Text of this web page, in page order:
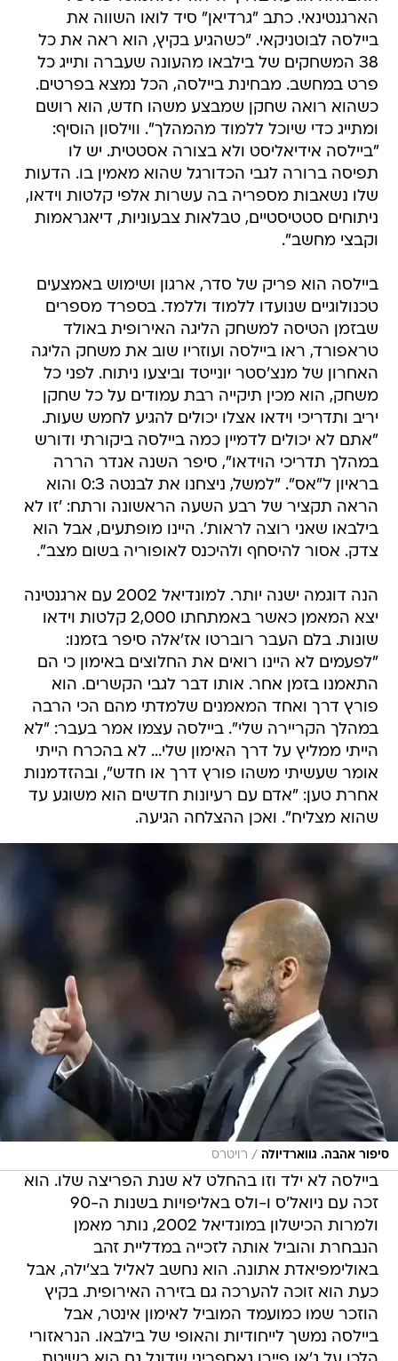
הארגנטינאי. כתב "גרדיאן" סיד לואו השווה את
ביילסה לבוטניקאי. "כשהגיע בקיץ, הוא ראה את כל
38 המשחקים של בילבאו מהעונה שעברה ותייג כל
פרט במחשב. מבחינת ביילסה, הכל נמצא בפרטים.
כשהוא רואה שחקן שמבצע משהו חדש, הוא רושם
ומתייג כדי שיוכל ללמוד מהמהלך". ווילסון הוסיף:
"ביילסה אידיאליסט ולא בצורה אסטטית. יש לו
תפיסה ברורה לגבי הכדורגל שהוא מאמין בו. הדעות
שלו נשאבות מספריה בה עשרות אלפי קלטות וידאו,
ניתוחים סטטיסטיים, טבלאות צבעוניות, דיאגראמות
וקבצי מחשב".
ביילסה הוא פריק של סדר, ארגון ושימוש באמצעים
טכנולוגיים שנועדו ללמוד וללמד. בספרד מספרים
שבזמן הטיסה למשחק הליגה האירופית באולד
טראפורד, ראו ביילסה ועוזריו שוב את משחק הליגה
האחרון של מנצ'סטר יונייטד וביצעו ניתוח. לפני כל
משחק, הוא מכין תיקייה רבת עמודים על כל שחקן
יריב ותדריכי וידאו אצלו יכולים להגיע לחמש שעות.
"אתם לא יכולים לדמיין כמה ביילסה ביקורתי ודורש
במהלך תדריכי הוידאו", סיפר השנה אנדר הררה
בראיון ל"אס". "למשל, ניצחנו את לבנטה 0:3 והוא
הראה תקציר של רבע השעה הראשונה ורתח: 'זו לא
בילבאו שאני רוצה לראות'. היינו מופתעים, אבל הוא
צדק. אסור להיסחף ולהיכנס לאופוריה בשום מצב".
הנה דוגמה ישנה יותר. למונדיאל 2002 עם ארגנטינה
יצא המאמן כאשר באמתחתו 2,000 קלטות וידאו
שונות. בלם העבר רוברטו אז'אלה סיפר בזמנו:
"לפעמים לא היינו רואים את החלוצים באימון כי הם
התאמנו בזמן אחר. אותו דבר לגבי הקשרים. הוא
פורץ דרך ואחד המאמנים שלמדתי מהם הכי הרבה
במהלך הקריירה שלי". ביילסה עצמו אמר בעבר: "לא
הייתי ממליץ על דרך האימון שלי... לא בהכרח הייתי
אומר שעשיתי משהו פורץ דרך או חדש", ובהזדמנות
אחרת טען: "אדם עם רעיונות חדשים הוא משוגע עד
שהוא מצליח". ואכן ההצלחה הגיעה.
סיפור אהבה. גווארדיולה / רויטרס
ביילסה לא ילד וזו בהחלט לא שנת הפריצה שלו. הוא
זכה עם ניואל'ס ו-ולס באליפויות בשנות ה-90
ולמרות הכישלון במונדיאל 2002, נותר מאמן
הנבחרת והוביל אותה לזכייה במדליית זהב
באולימפיאדת אתונה. הוא נחשב לאליל בצ'ילה, אבל
כעת הוא זוכה להערכה גם בזירה האירופית. בקיץ
הוזכר שמו כמועמד המוביל לאימון אינטר, אבל
ביילסה נמשך לייחודיות והאופי של בילבאו. הנראזורי